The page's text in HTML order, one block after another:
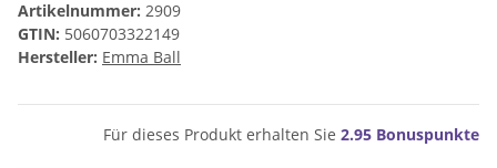
Artikelnummer: 2909
GTIN: 5060703322149
Hersteller: Emma Ball
Für dieses Produkt erhalten Sie 2.95 Bonuspunkte